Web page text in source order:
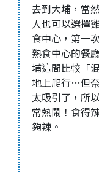
去到大埔，當
人也可以選擇
食中心，第一
熟食中心的餐
埔這間比較「
地上爬行…但
太吸引了，所
常熱鬧！食得
夠辣。